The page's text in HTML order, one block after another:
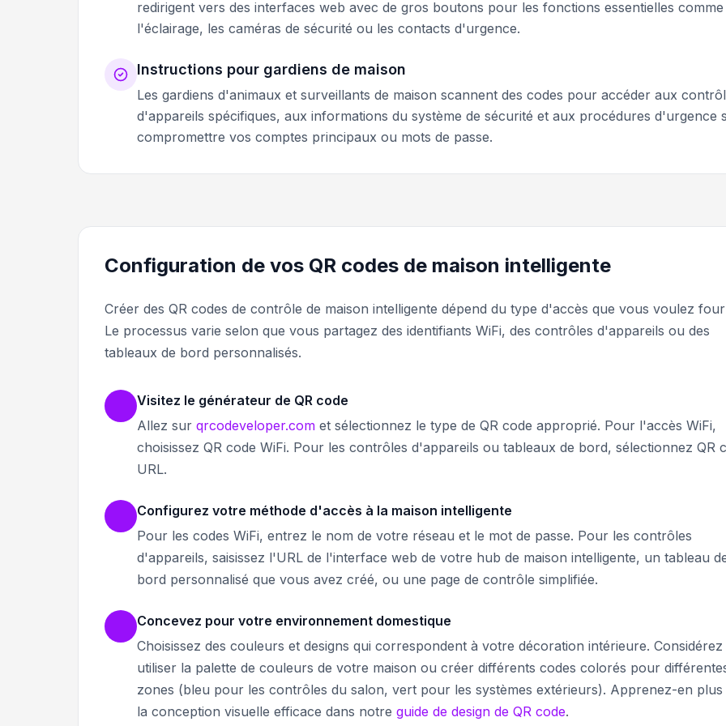
redirigent vers des interfaces web avec de gros boutons pour les fonctions essentielles comme
l'éclairage, les caméras de sécurité ou les contacts d'urgence.
Instructions pour gardiens de maison
Les gardiens d'animaux et surveillants de maison scannent des codes pour accéder aux
d'appareils spécifiques, aux informations du système de sécurité et aux procédures d'urgence
compromettre vos comptes principaux ou mots de passe.
Configuration de vos QR codes de maison intelligente
Créer des QR codes de contrôle de maison intelligente dépend du type d'accès que vous voulez
Le processus varie selon que vous partagez des identifiants WiFi, des contrôles d'appareils ou des
tableaux de bord personnalisés.
Visitez le générateur de QR code
Allez sur qrcodeveloper.com et sélectionnez le type de QR code approprié. Pour l'accès WiFi,
choisissez QR code WiFi. Pour les contrôles d'appareils ou tableaux de bord, sélectionnez QR
URL.
Configurez votre méthode d'accès à la maison intelligente
Pour les codes WiFi, entrez le nom de votre réseau et le mot de passe. Pour les contrôles
d'appareils, saisissez l'URL de l'interface web de votre hub de maison intelligente, un tableau
bord personnalisé que vous avez créé, ou une page de contrôle simplifiée.
Concevez pour votre environnement domestique
Choisissez des couleurs et designs qui correspondent à votre décoration intérieure. Considérez
utiliser la palette de couleurs de votre maison ou créer différents codes colorés pour
zones (bleu pour les contrôles du salon, vert pour les systèmes extérieurs). Apprenez-en
la conception visuelle efficace dans notre guide de design de QR code.